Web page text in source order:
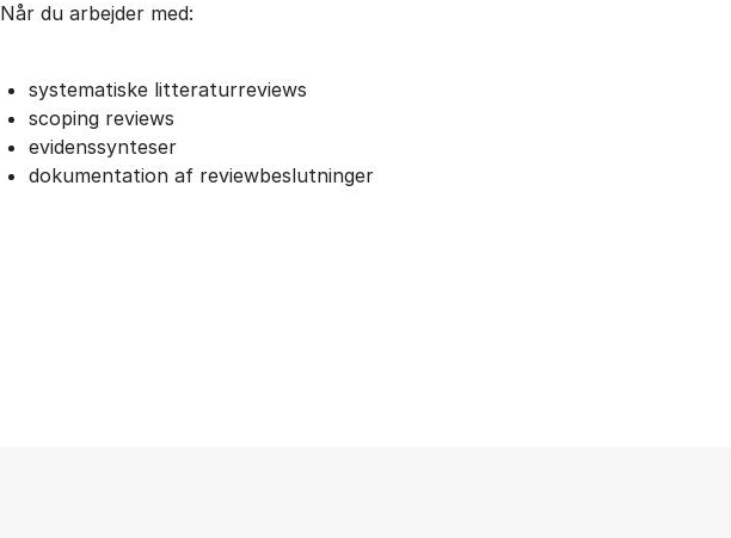
Når du arbejder med:
systematiske litteraturreviews
scoping reviews
evidenssynteser
dokumentation af reviewbeslutninger